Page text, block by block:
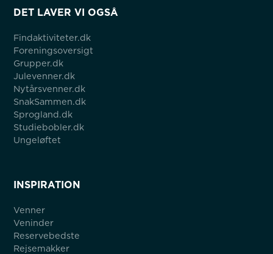
DET LAVER VI OGSÅ
Findaktiviteter.dk
Foreningsoversigt
Grupper.dk
Julevenner.dk
Nytårsvenner.dk
SnakSammen.dk
Sprogland.dk
Studiebobler.dk
Ungeløftet
INSPIRATION
Venner
Veninder
Reservebedste
Rejsemakker